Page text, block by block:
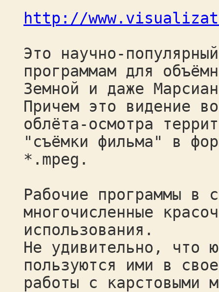
http://
Это научно-
программам для
Земной и даже
Причем это видение
облёта-осмотра
"съёмки фильма" в
*.mpeg.
Рабочие программы в
многочисленные
использования.
Не удивительно, что
пользуются ими в
работы с карстовыми